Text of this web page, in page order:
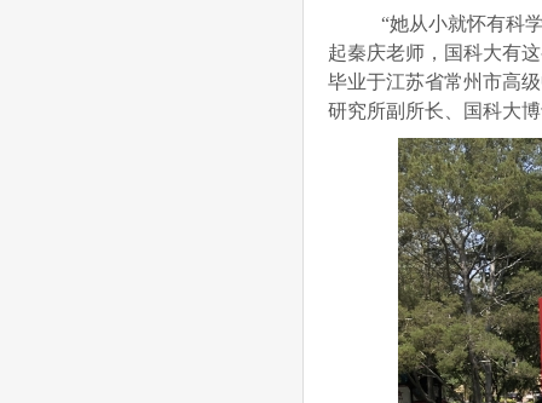
“她从小就怀有科
起秦庆老师，国科大有
毕业于江苏省常州市高
研究所副所长、国科大